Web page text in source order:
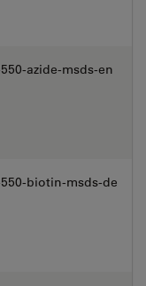
azide-msds-en
biotin-msds-de